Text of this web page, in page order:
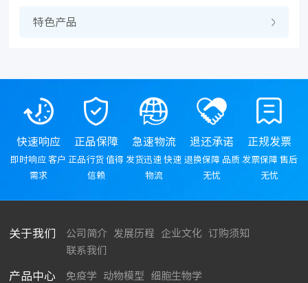
特色产品
快速响应
即时响应 客户
需求
正品保障
正品行货 值得
信赖
急速物流
发货迅速 快速
物流
退还承诺
退换保障 品质
无忧
正规发票
发票保障 售后
无忧
关于我们 公司简介 发展历程 企业文化
订购须知
联系我们
产品中心 免疫学 动物模型 细胞生物学